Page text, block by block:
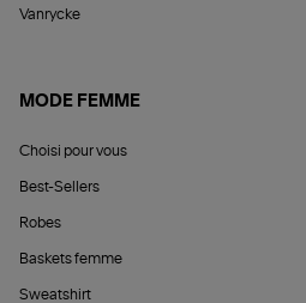
Vanrycke
MODE FEMME
Choisi pour vous
Best-Sellers
Robes
Baskets femme
Sweatshirt